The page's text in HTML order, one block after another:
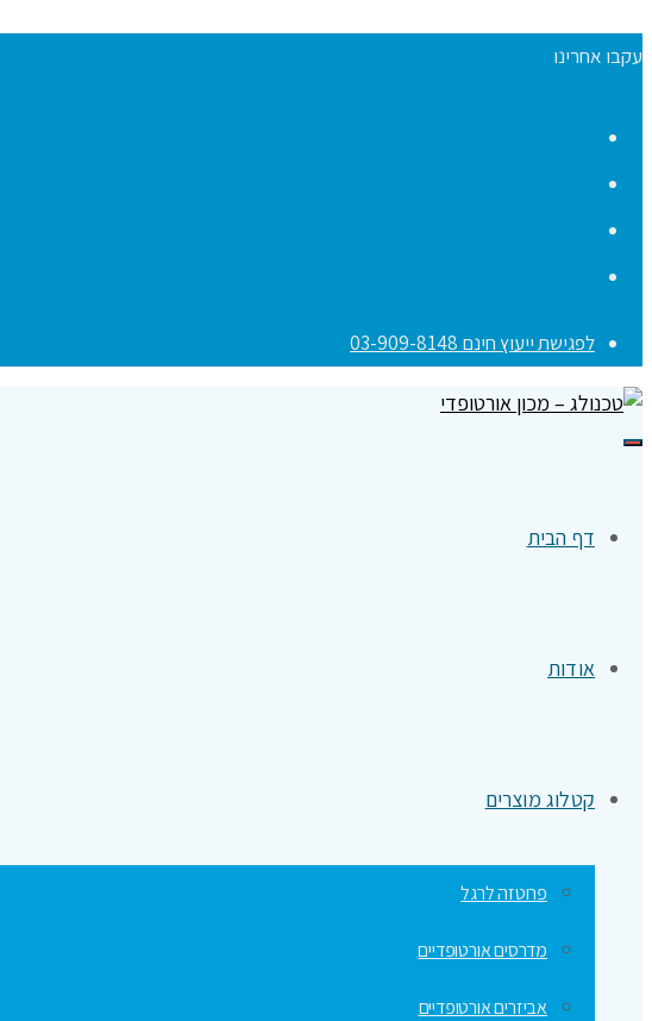
עקבו אחרינו
לפגישת ייעוץ חינם 03-909-8148
תפריט
דף הבית
אודות
קטלוג מוצרים
פרוטזה לרגל
מדרסים אורטופדיים
אביזרים אורטופדיים